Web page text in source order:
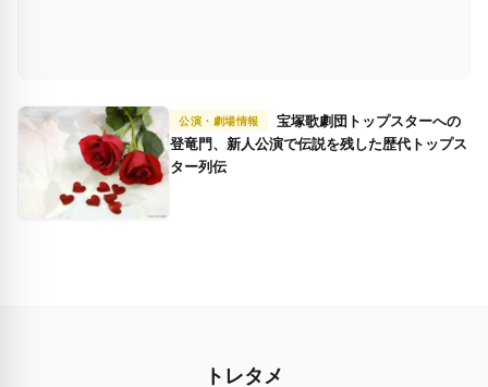
公演・劇場情報
登竜門、新人公演で伝説を残した歴代トップス
ター列伝
トレタメ